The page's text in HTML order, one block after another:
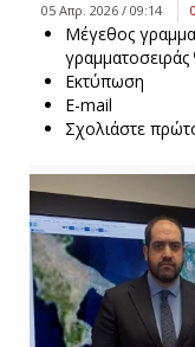
05 Απρ. 2026 / 09:14
Μέγεθος
γραμματοσειράς
Εκτύπωση
E-mail
Σχολιάστε